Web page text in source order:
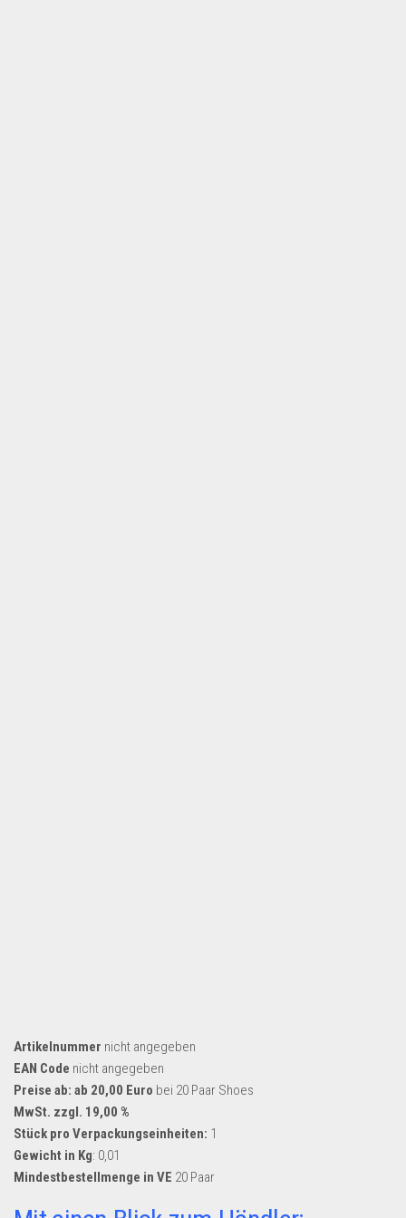
Artikelnummer nicht angegeben
EAN Code nicht angegeben
Preise ab: ab 20,00 Euro bei 20 Paar Shoes
MwSt. zzgl. 19,00 %
Stück pro Verpackungseinheiten: 1
Gewicht in Kg: 0,01
Mindestbestellmenge in VE 20 Paar